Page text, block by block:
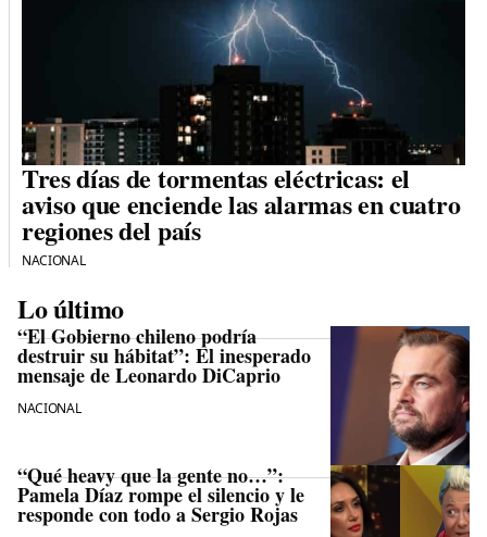
Tres días de tormentas eléctricas: el
aviso que enciende las alarmas en cuatro
regiones del país
NACIONAL
Lo último
“El Gobierno chileno podría
destruir su hábitat”: El inesperado
mensaje de Leonardo DiCaprio
NACIONAL
“Qué heavy que la gente no…”:
Pamela Díaz rompe el silencio y le
responde con todo a Sergio Rojas